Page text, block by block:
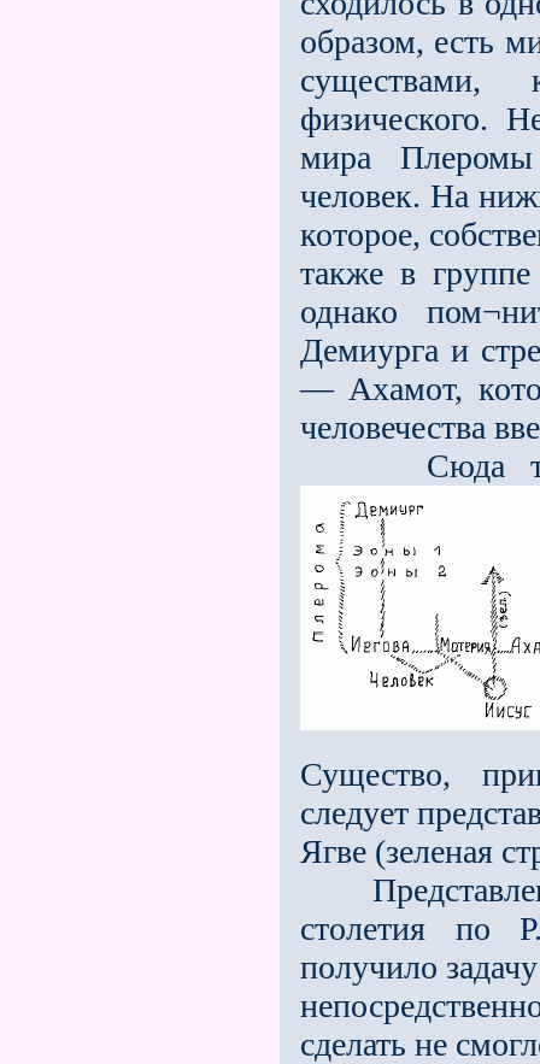
образом, есть
физического.
мира
человек. На
которое,
также в
однако
Демиурга и
— Ахамот,
человечества
Сюда также
Существо,
следует
Ягве (зеленая
столетия по
получило
сделать не